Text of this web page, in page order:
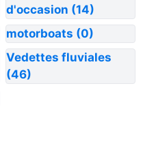
d'occasion (14)
motorboats (0)
Vedettes fluviales
(46)